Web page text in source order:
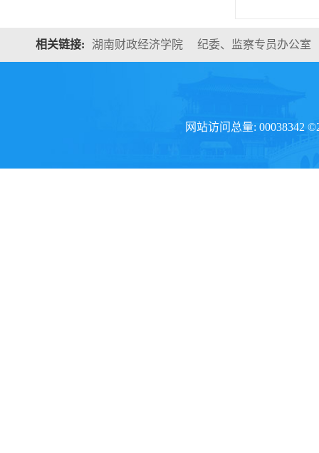
相关链接: 湖南财政经济学院 纪委、监察专员办公室
网站访问总量: 00038342